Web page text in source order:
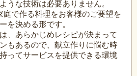
うな技術は必要ありません。
庭で作る料理をお客様のご要望を
を決める形です。
、あらかじめレシピが決まって
もあるので、献立作りに悩む時
ってサービスを提供できる環境